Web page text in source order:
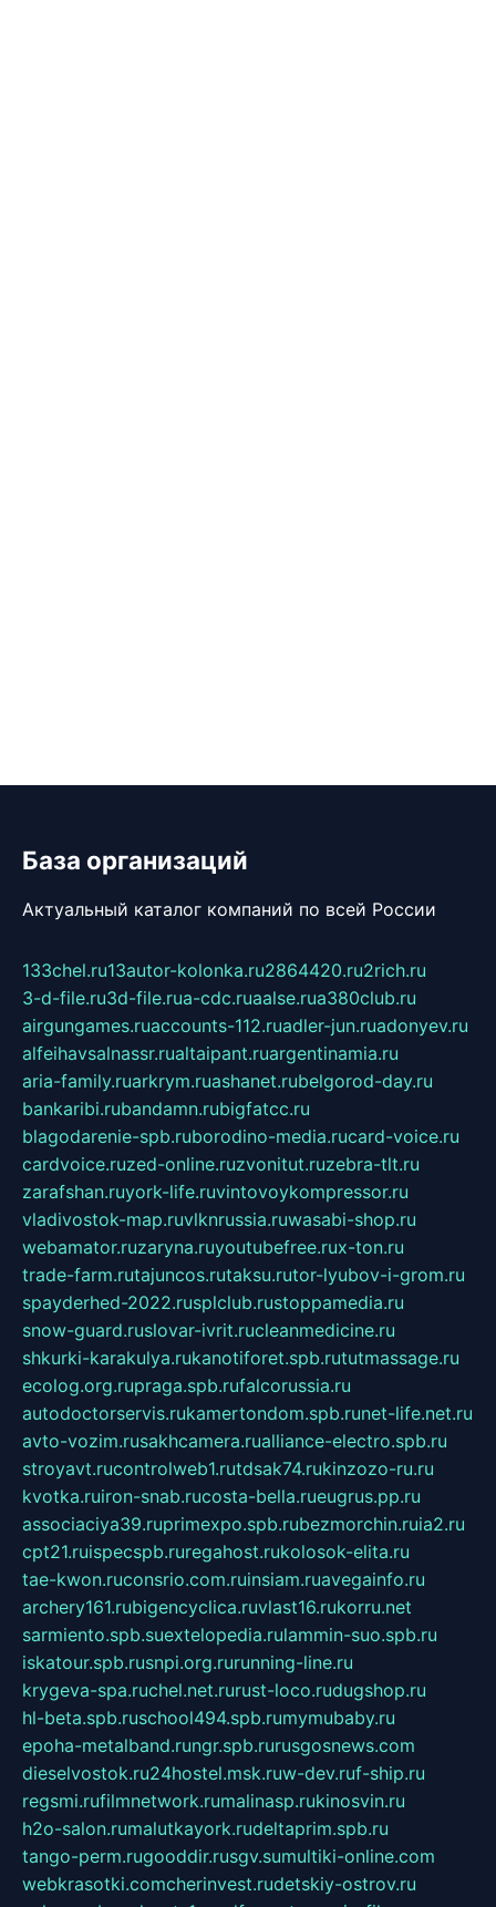
База организаций
Актуальный каталог компаний по всей России
133chel.ru13autor-kolonka.ru2864420.ru2rich.ru
3-d-file.ru3d-file.rua-cdc.ruaalse.rua380club.ru
airgungames.ruaccounts-112.ruadler-jun.ruadonyev.ru
alfeihavsalnassr.rualtaipant.ruargentinamia.ru
aria-family.ruarkrym.ruashanet.rubelgorod-day.ru
bankaribi.rubandamn.rubigfatcc.ru
blagodarenie-spb.ruborodino-media.rucard-voice.ru
cardvoice.ruzed-online.ruzvonitut.ruzebra-tlt.ru
zarafshan.ruyork-life.ruvintovoykompressor.ru
vladivostok-map.ruvlknrussia.ruwasabi-shop.ru
webamator.ruzaryna.ruyoutubefree.rux-ton.ru
trade-farm.rutajuncos.rutaksu.rutor-lyubov-i-grom.ru
spayderhed-2022.rusplclub.rustoppamedia.ru
snow-guard.ruslovar-ivrit.rucleanmedicine.ru
shkurki-karakulya.rukanotiforet.spb.rututmassage.ru
ecolog.org.rupraga.spb.rufalcorussia.ru
autodoctorservis.rukamertondom.spb.runet-life.net.ru
avto-vozim.rusakhcamera.rualliance-electro.spb.ru
stroyavt.rucontrolweb1.rutdsak74.rukinzozo-ru.ru
kvotka.ruiron-snab.rucosta-bella.rueugrus.pp.ru
associaciya39.ruprimexpo.spb.rubezmorchin.ruia2.ru
cpt21.ruispecspb.ruregahost.rukolosok-elita.ru
tae-kwon.ruconsrio.com.ruinsiam.ruavegainfo.ru
archery161.rubigencyclica.ruvlast16.rukorru.net
sarmiento.spb.suextelopedia.rulammin-suo.spb.ru
iskatour.spb.rusnpi.org.rurunning-line.ru
krygeva-spa.ruchel.net.rurust-loco.rudugshop.ru
hl-beta.spb.ruschool494.spb.rumymubaby.ru
epoha-metalband.rungr.spb.rurusgosnews.com
dieselvostok.ru24hostel.msk.ruw-dev.ruf-ship.ru
regsmi.rufilmnetwork.rumalinasp.rukinosvin.ru
h2o-salon.rumalutkayork.rudeltaprim.spb.ru
tango-perm.rugooddir.rusgv.sumultiki-online.com
webkrasotki.comcherinvest.rudetskiy-ostrov.ru